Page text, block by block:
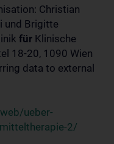
Christian
und Brigitte
für Klinische
18-20, 1090 Wien
data to external
ueber-
2/